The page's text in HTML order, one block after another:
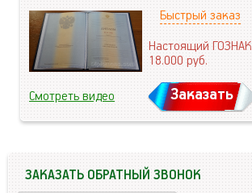
Быстрый заказ
Настоящий ГОЗНАК
18.000руб.
Смотреть видео Заказать
ЗАКАЗАТЬ ОБРАТНЫЙ ЗВОНОК